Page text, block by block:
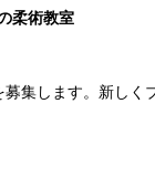
柔術教室
募集します。新しく